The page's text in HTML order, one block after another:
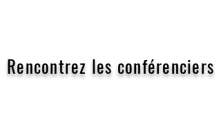
Rencontrez les conférenciers